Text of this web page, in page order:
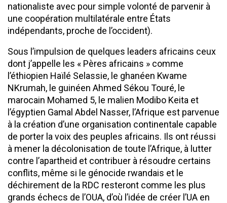
nationaliste avec pour simple volonté de parvenir à
une coopération multilatérale entre États
indépendants, proche de l’occident).
Sous l’impulsion de quelques leaders africains ceux
dont j’appelle les « Pères africains » comme
l’éthiopien Haïlé Selassie, le ghanéen Kwame
NKrumah, le guinéen Ahmed Sékou Touré, le
marocain Mohamed 5, le malien Modibo Keita et
l’égyptien Gamal Abdel Nasser, l’Afrique est parvenue
à la création d’une organisation continentale capable
de porter la voix des peuples africains. Ils ont réussi
à mener la décolonisation de toute l’Afrique, à lutter
contre l’apartheid et contribuer à résoudre certains
conflits, même si le génocide rwandais et le
déchirement de la RDC resteront comme les plus
grands échecs de l’OUA, d’où l’idée de créer l’UA en